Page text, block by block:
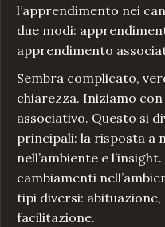
l’apprendimento nei
due modi:
apprendimento
Sembra complicato,
chiarezza. Iniziamo
associativo. Questo si
principali: la risposta a
nell’ambiente e
cambiamenti
tipi diversi: abituazione,
facilitazione.